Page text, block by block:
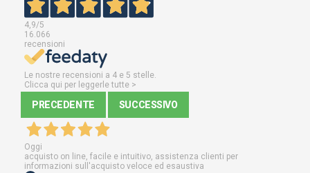
4,9/5
16.066
recensioni
Le nostre recensioni a 4 e 5 stelle.
Clicca qui per leggerle tutte >
PRECEDENTE SUCCESSIVO
Oggi
acquisto on line, facile e intuitivo, assistenza clienti per
informazioni sull'acquisto veloce ed esaustiva